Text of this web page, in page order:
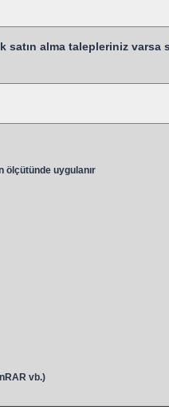
satın alma talepleriniz varsa
uygulanır
vb.)